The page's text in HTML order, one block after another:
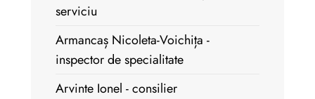
serviciu
Armancaș Nicoleta-Voichița -
inspector de specialitate
Arvinte Ionel - consilier